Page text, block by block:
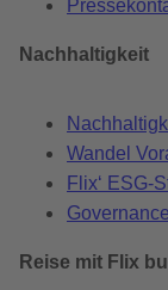
Nachhaltigkeit
Wandel
Flix‘ ESG-
Reise mit Flix